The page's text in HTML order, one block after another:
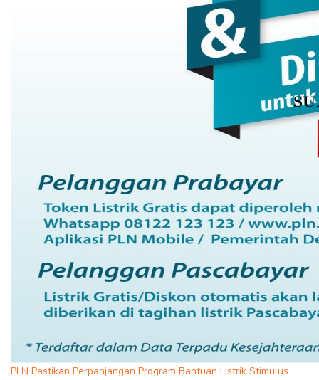
PLN Pastikan Perpanjangan Program Bantuan Listrik Stimulus